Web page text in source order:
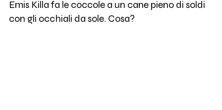
Emis Killa fa le coccole a un cane pieno di soldi
con gli occhiali da sole. Cosa?